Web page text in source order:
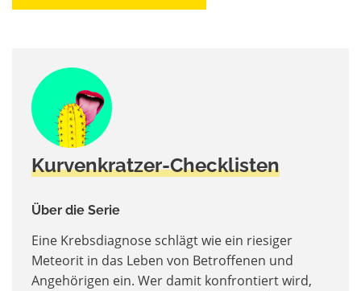
Kurvenkratzer-Checklisten
Über die Serie
Eine Krebsdiagnose schlägt wie ein riesiger
Meteorit in das Leben von Betroffenen und
Angehörigen ein. Wer damit konfrontiert wird,